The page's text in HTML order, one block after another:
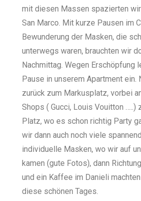
mit diesen Massen spazierten wir
San Marco. Mit kurze Pausen im
Bewunderung der Masken, die
unterwegs waren, brauchten wir
Nachmittag. Wegen Erschöpfung
Pause in unserem Apartment ein.
zurück zum Markusplatz, vorbei
Shops ( Gucci, Louis Vouitton …..)
Platz, wo es schon richtig Party
wir dann auch noch viele
individuelle Masken, wo wir auf
kamen (gute Fotos), dann
und ein Kaffee im Danieli
diese schönen Tages.